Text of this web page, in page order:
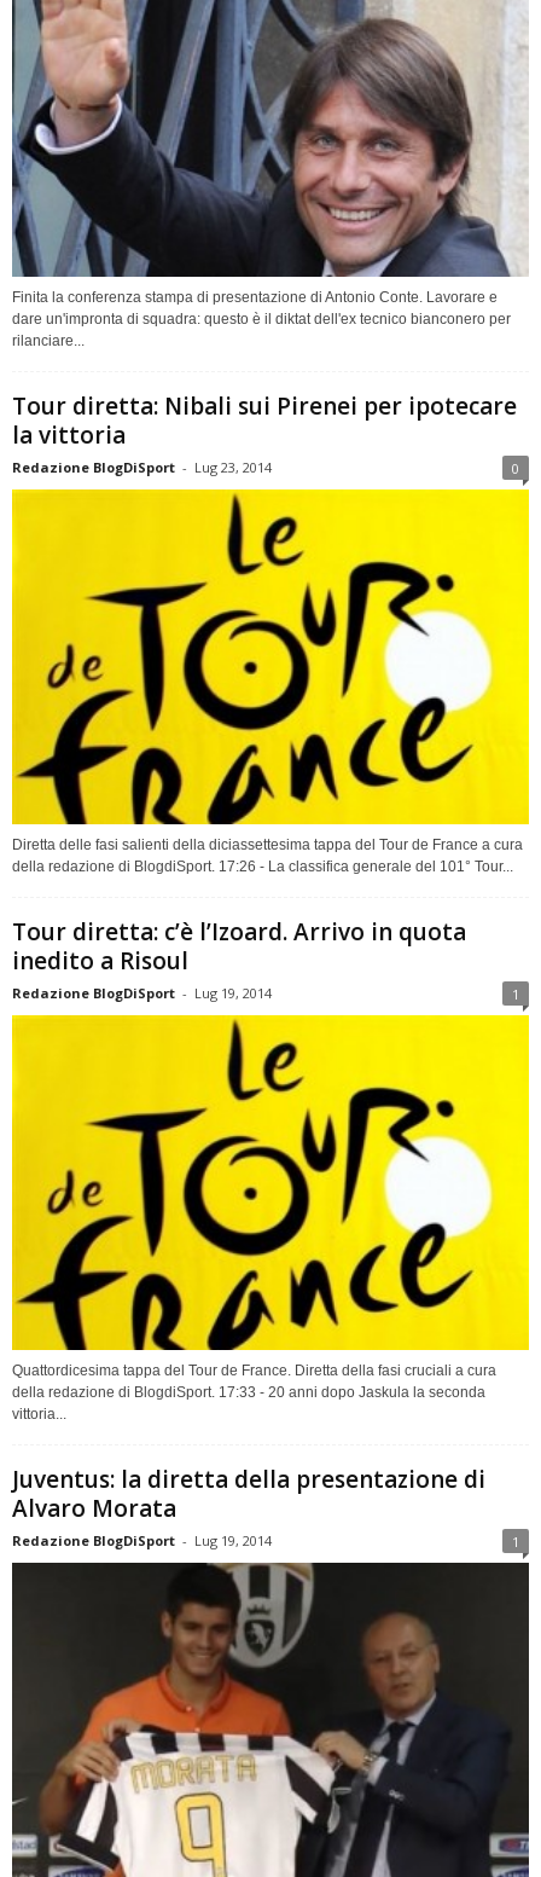
Finita la conferenza stampa di presentazione di Antonio Conte. Lavorare e
dare un'impronta di squadra: questo è il diktat dell'ex tecnico bianconero per
rilanciare...
Tour diretta: Nibali sui Pirenei per ipotecare
la vittoria
Redazione BlogDiSport - Lug 23, 2014 0
Diretta delle fasi salienti della diciassettesima tappa del Tour de France a cura
della redazione di BlogdiSport. 17:26 - La classifica generale del 101° Tour...
Tour diretta: c’è l’Izoard. Arrivo in quota
inedito a Risoul
Redazione BlogDiSport - Lug 19, 2014 1
Quattordicesima tappa del Tour de France. Diretta della fasi cruciali a cura
della redazione di BlogdiSport. 17:33 - 20 anni dopo Jaskula la seconda
vittoria...
Juventus: la diretta della presentazione di
Alvaro Morata
Redazione BlogDiSport - Lug 19, 2014 1